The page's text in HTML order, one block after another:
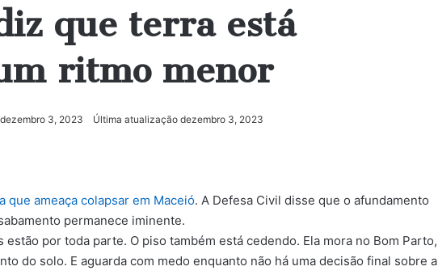
que terra está
ritmo menor
dezembro 3, 2023 Última atualização dezembro 3, 2023
que ameaça colapsar em Maceió. A Defesa Civil disse que o afundamento
permanece iminente.
estão por toda parte. O piso também está cedendo. Ela mora no Bom Parto,
do solo. E aguarda com medo enquanto não há uma decisão final sobre a